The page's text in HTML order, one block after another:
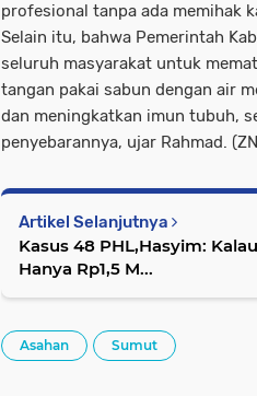
profesional tanpa ada memihak
Selain itu, bahwa Pemerintah
seluruh masyarakat untuk
tangan pakai sabun dengan air
dan meningkatkan imun tubuh,
penyebarannya, ujar Rahmad.
Artikel Selanjutnya
Kasus 48 PHL,Hasyim:
Hanya Rp1,5 M...
Asahan Sumut